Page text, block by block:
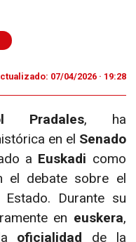
07/04/2026 · 19:28
Pradales, ha
en el Senado
a Euskadi como
el debate sobre el
Durante su
en euskera,
oficialidad de la